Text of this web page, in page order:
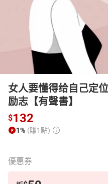
女人要懂得给自己定
励志【有聲書】
$132
1% (賺1點)
優惠券